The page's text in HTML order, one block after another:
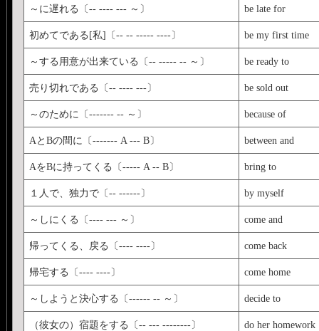
～に遅れる〔-- ---- --- ～〕 be late for
初めてである[私]〔-- -- ----- ----〕 be my first time
～する用意が出来ている〔-- ----- -- ～〕 be ready to
売り切れである〔-- ---- ---〕 be sold out
～のために〔------- -- ～〕 because of
AとBの間に〔------- A --- B〕 between and
AをBに持ってくる〔----- A -- B〕 bring to
１人で、独力で〔-- ------〕 by myself
～しにくる〔---- --- ～〕 come and
帰ってくる、戻る〔---- ----〕 come back
帰宅する〔---- ----〕 come home
～しようと決心する〔------ -- ～〕 decide to
（彼女の）宿題をする〔-- --- --------〕 do her homework